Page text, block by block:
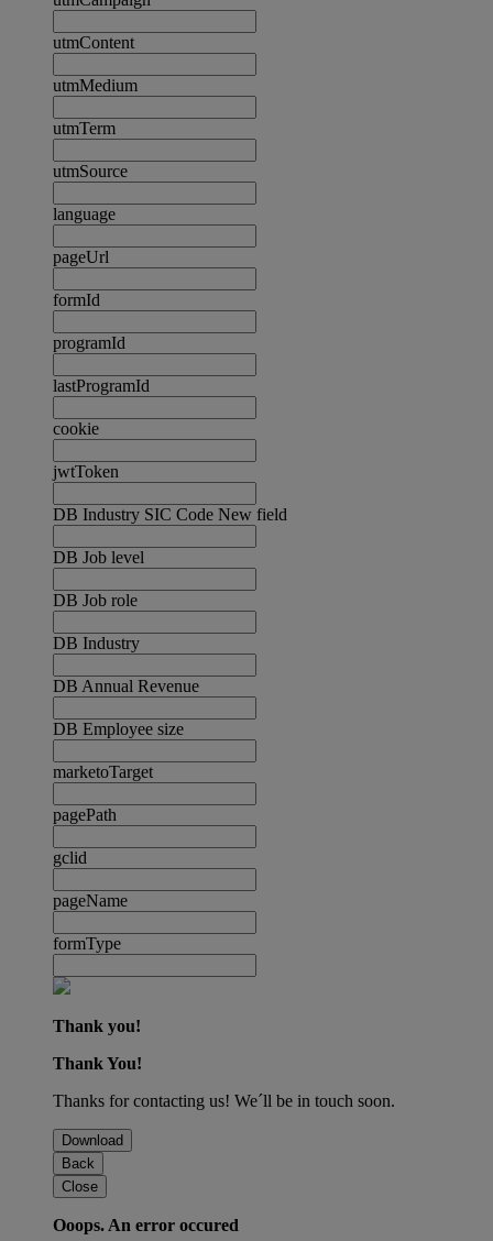
utmContent
utmMedium
utmTerm
utmSource
language
pageUrl
formId
programId
lastProgramId
cookie
jwtToken
DB Industry SIC Code New field
DB Job level
DB Job role
DB Industry
DB Annual Revenue
DB Employee size
marketoTarget
pagePath
gclid
pageName
formType
Thank you!
Thank You!
Thanks for contacting us! We´ll be in touch soon.
Download
Back
Close
Ooops. An error occured